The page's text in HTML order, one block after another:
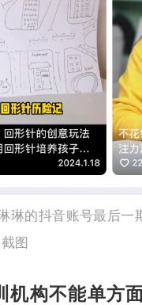
琳的抖音账号最后一
图
机构不能单方